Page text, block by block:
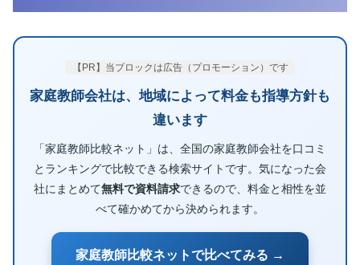
【PR】当ブロックは広告（プロモーション）です
家庭教師会社は、地域によって料金も指導方針も
違います
「家庭教師比較ネット」は、全国の家庭教師会社を口コミ
とランキングで比較できる検索サイトです。気になった会
社にまとめて無料で資料請求できるので、料金と相性を並
べて確かめてから決められます。
家庭教師比較ネットで比べてみる →